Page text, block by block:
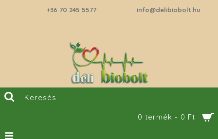
+36 70 245 5577 info@delibiobolt.hu
0 termék - 0 Ft